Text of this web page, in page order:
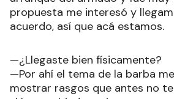
propuesta me interesó y
acuerdo, así que acá estamos.
—¿Llegaste bien físicamente?
—Por ahí el tema de la barba
mostrar rasgos que antes no